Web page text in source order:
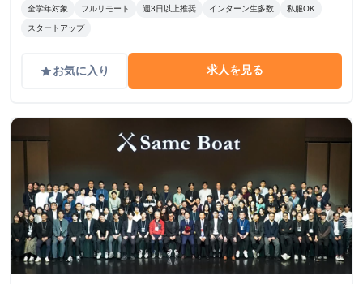
全学年対象 フルリモート 週3日以上推奨 インターン生多数 私服OK
スタートアップ
gradeお気に入り 求人を見る